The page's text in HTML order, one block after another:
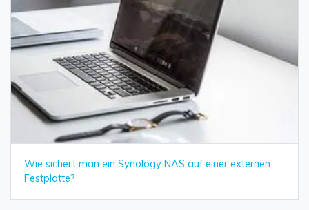
Wie sichert man ein Synology NAS auf einer externen
Festplatte?